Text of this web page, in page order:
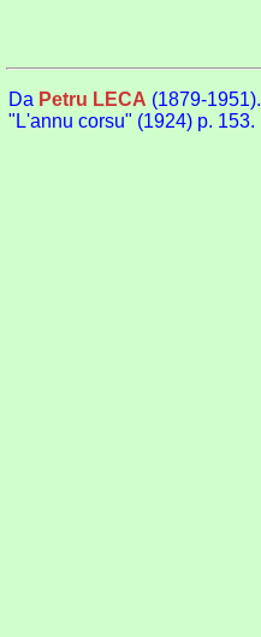
Da Petru LECA (1879-1951).
"L'annu corsu" (1924) p. 153.